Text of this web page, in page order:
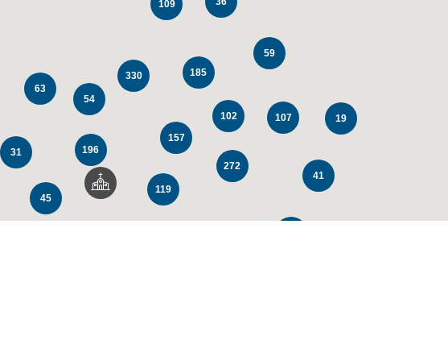
109
41
196
63
330
272
157
185
45
119
59
107
31
19
102
54